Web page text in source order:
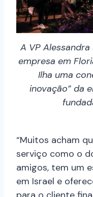
A VP
empresa em
Ilha uma
inovação” da
“Muitos acham
serviço como o
amigos, tem um
em Israel e